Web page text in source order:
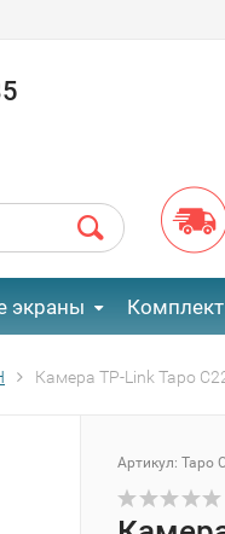
экраны
Камера TP-Link Tapo
Артикул: Tapo